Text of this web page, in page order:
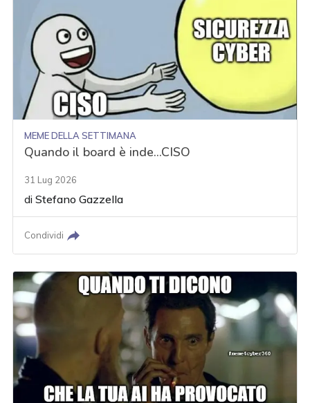
MEME DELLA SETTIMANA
Quando il board è inde...CISO
31 Lug 2026
diStefano Gazzella
Condividi